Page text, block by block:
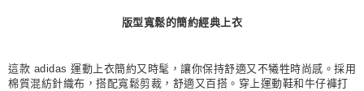
版型寬鬆的簡約經典上衣
這款 adidas 運動上衣簡約又時髦，讓你保持舒適又不犧牲時尚感。採用
棉質混紡針織布，搭配寬鬆剪裁，舒適又百搭。穿上運動鞋和牛仔褲打